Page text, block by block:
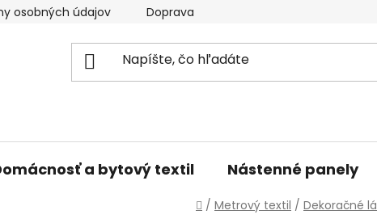
osobných údajov Doprava a platba
a bytový textil Nástenné panely
Domov
/ Metrový textil / Dekoračné